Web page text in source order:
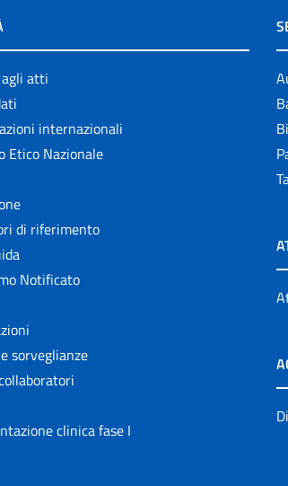
agli atti
internazionali
Etico Nazionale
di riferimento
Notificato
sorveglianze
clinica fase I